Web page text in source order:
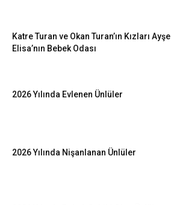
Katre Turan ve Okan Turan’ın Kızları Ayşe
Elisa’nın Bebek Odası
2026 Yılında Evlenen Ünlüler
2026 Yılında Nişanlanan Ünlüler